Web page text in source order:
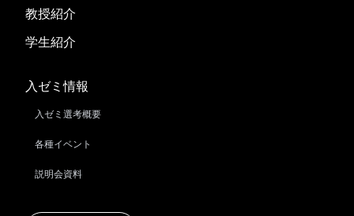
教授紹介
学生紹介
入ゼミ情報
入ゼミ選考概要
各種イベント
説明会資料